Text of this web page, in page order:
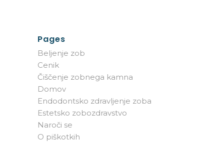
oz. krona
delne prevleke
zobozdravstvo
Bela plomba
Lasersko beljenje zob
Zobni nakit
Pages
Beljenje zob
Cenik
Čiščenje zobnega kamna
Domov
Endodontsko zdravljenje zoba
Estetsko zobozdravstvo
Naroči se
O piškotkih